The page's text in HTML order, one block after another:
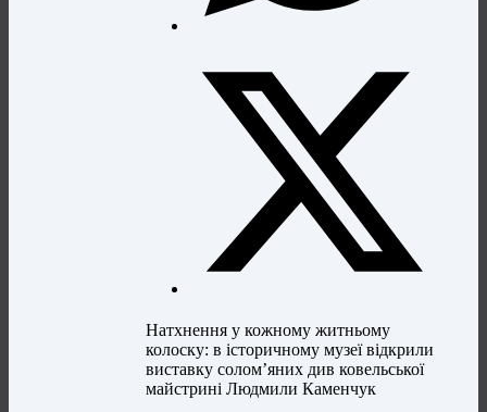
Натхнення у кожному житньому
колоску: в історичному музеї відкрили
виставку солом’яних див ковельської
майстрині Людмили Каменчук